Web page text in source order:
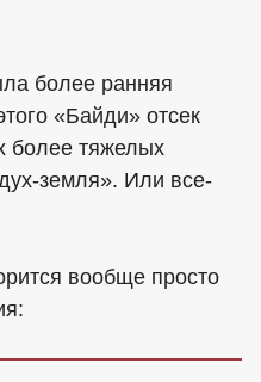
более ранняя
«Байди» отсек
более тяжелых
земля». Или все-
вообще просто